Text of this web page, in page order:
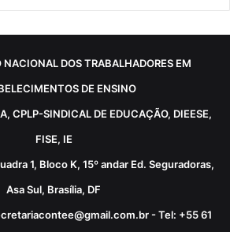
NACIONAL DOS TRABALHADORES EM
DE ENSINO
CPLP-SINDICAL DE EDUCAÇÃO, DIEESE,
FISE, IE
1, Bloco K, 15º andar Ed. Seguradoras,
Asa Sul, Brasília, DF
- Tel: +55 61